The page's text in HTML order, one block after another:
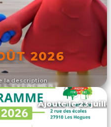
la description
2026
L'ÉVÉNEMENT
Ajouté le 23